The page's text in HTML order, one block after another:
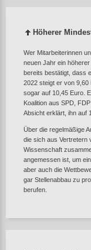
Höherer
Wer Mitarbeiterinnen
neuen Jahr ein
bereits bestätigt, dass
2022 steigt er von 9,60
sogar auf 10,45 Euro.
Koalition aus SPD,
Absicht erklärt, ihn auf
Über die regelmäßige
die sich aus Vertretern
Wissenschaft
angemessen ist, um
aber auch die
gar Stellenabbau zu
berufen.